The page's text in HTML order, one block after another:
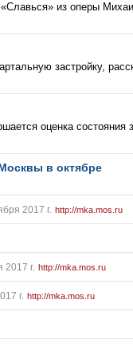
из оперы
застройку,
оценка состояния
в октябре
2017 г. http://mka.mos.ru
2017 г. http://mka.mos.ru
г. http://mka.mos.ru